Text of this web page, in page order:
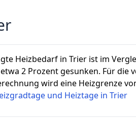
Heizbedarf in Trier ist im
2 Prozent gesunken. Für die
wird eine Heizgrenze
und Heiztage in Trier